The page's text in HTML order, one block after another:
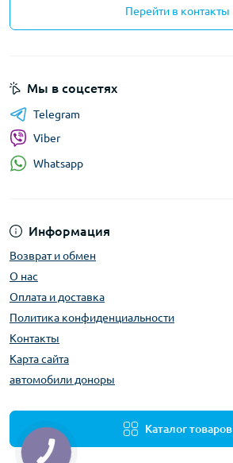
Перейти в контакты
Информация
Возврат и обмен
О нас
Оплата и доставка
Политика конфиденциальности
Контакты
Карта сайта
автомобили доноры
Каталог товаров
Мы в соцсетях
Telegram
Viber
Whatsapp
КНОПКА
ЗВ'ЯЗКУ